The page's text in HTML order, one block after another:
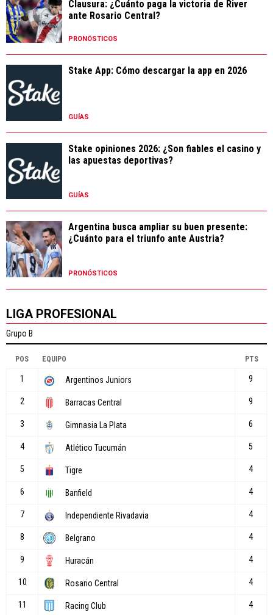
Clausura: ¿Cuánto paga la victoria de River
ante Rosario Central?
PRONÓSTICOS
Stake App: Cómo descargar la app en 2026
GUÍAS
Stake opiniones 2026: ¿Son fiables el casino y
las apuestas deportivas?
GUÍAS
Argentina busca ampliar su buen presente:
¿Cuánto para el triunfo ante Austria?
PRONÓSTICOS
LIGA PROFESIONAL